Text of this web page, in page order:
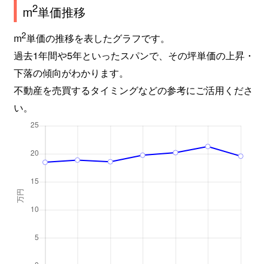
m2単価推移
m2単価の推移を表したグラフです。
過去1年間や5年といったスパンで、その坪単価の上昇・
下落の傾向がわかります。
不動産を売買するタイミングなどの参考にご活用くださ
い。